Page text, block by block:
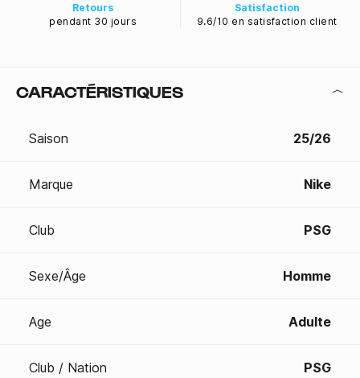
Retours
pendant 30 jours
Satisfaction
9.6/10 en satisfaction client
CARACTÉRISTIQUES
Saison 25/26
Marque Nike
Club PSG
Sexe/Âge Homme
Age Adulte
Club / Nation PSG